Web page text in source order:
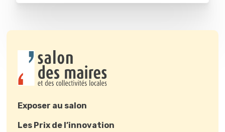
Exposer au salon
Les Prix de l’innovation